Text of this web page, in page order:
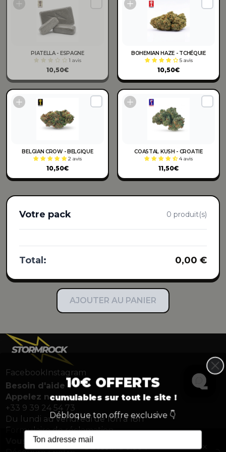
PIATELLA - ESPAGNE
1 avis
10,50€
BOHEMIAN HAZE - TCHÉQUIE
5 avis
10,50€
BELGIAN CROW - BELGIQUE
2 avis
10,50€
COASTAL KUSH - CROATIE
4 avis
11,50€
Votre pack 0 produit(s)
Total: 0,00 €
AJOUTER AU PANIER
Facebook Instagram
Besoin d'aide ?
Appelez nous au
+33 9 39 24 54 73
Du lundi au vendredi de 10h à 18h
Formulaire de réclamation
Vous êtes pro ?
👋Besoin d'aide ? ×
10€ OFFERTS
cumulables sur tout le site !
Débloque ton offre exclusive 👇